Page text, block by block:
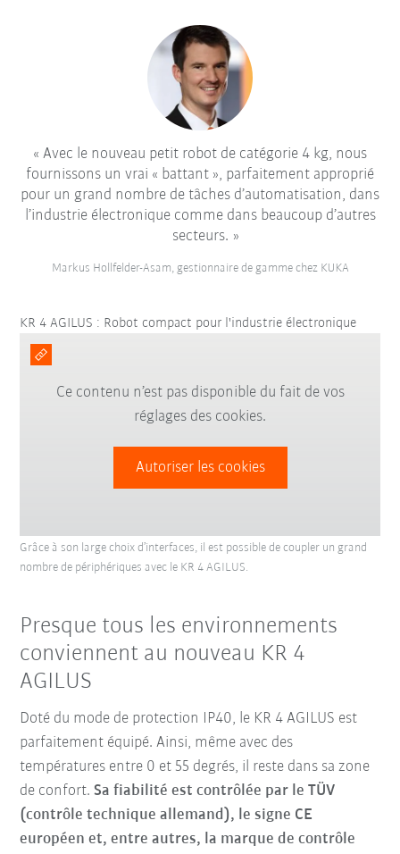
Avec le nouveau petit robot de catégorie 4 kg, nous
fournissons un vrai « battant », parfaitement approprié
pour un grand nombre de tâches d’automatisation, dans
l’industrie électronique comme dans beaucoup d’autres
secteurs.
Markus Hollfelder-Asam, gestionnaire de gamme chez KUKA
KR 4 AGILUS : Robot compact pour l'industrie électronique
Ce contenu n’est pas disponible du fait de vos
réglages des cookies.
Autoriser les cookies
Grâce à son large choix d’interfaces, il est possible de coupler un grand
nombre de périphériques avec le KR 4 AGILUS.
Presque tous les environnements
conviennent au nouveau KR 4
AGILUS
Doté du mode de protection IP40, le KR 4 AGILUS est
parfaitement équipé. Ainsi, même avec des
températures entre 0 et 55 degrés, il reste dans sa zone
de confort.Sa fiabilité est contrôlée par le TÜV
(contrôle technique allemand), le signe CE
européen et, entre autres, la marque de contrôle